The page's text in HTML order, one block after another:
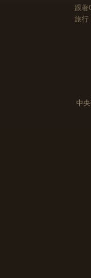
跟
旅行
中